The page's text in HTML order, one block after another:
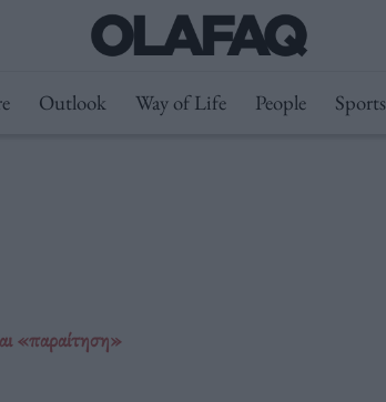
Outlook Way of Life People Sports
«παραίτηση»